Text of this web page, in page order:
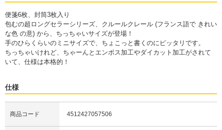
便箋6枚、封筒3枚入り
包むの超ロングセラーシリーズ、クルールクレール (フランス語で きれい
な色 の意) から、ちっちゃいサイズが登場！
手のひらくらいのミニサイズで、ちょこっと書くのにピッタリです。
ちっちゃいけれど、ちゃーんとエンボス加工やダイカット加工がされて
いて、仕様は本格的！
仕様
商品コード 4512427057506